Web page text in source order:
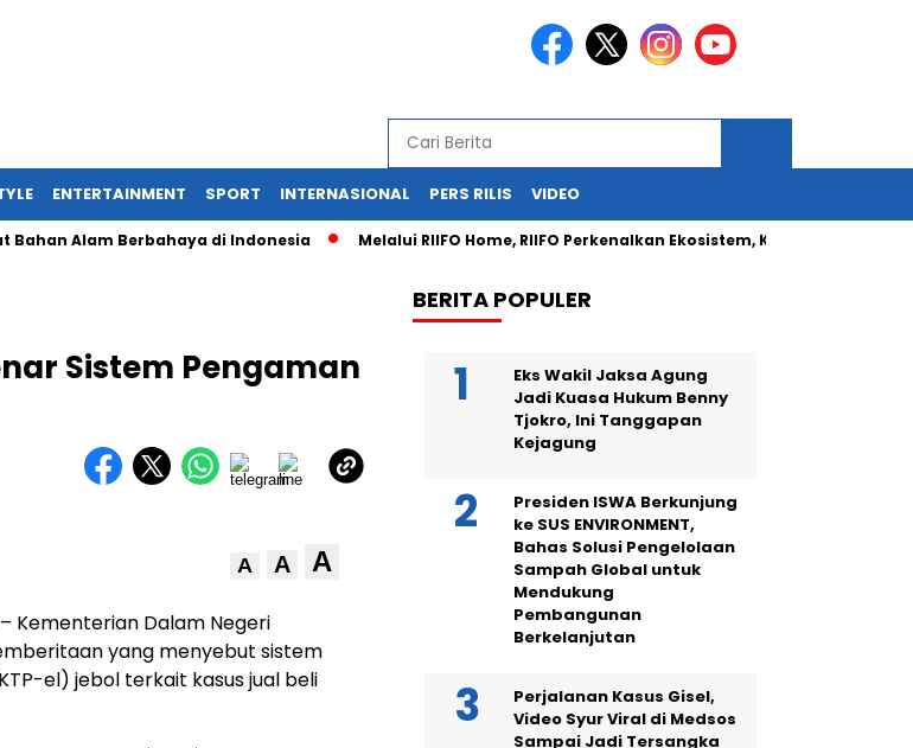
ENTERTAINMENT SPORT INTERNASIONAL PERS RILIS VIDEO
Alam Berbahaya di Indonesia Melalui RIIFO Home, RIIFO Perkenalkan Ekosistem, Kualitas, dan Inovasi
Sistem Pengaman
A A A
– Kementerian Dalam Negeri
yang menyebut sistem
el) jebol terkait kasus jual beli
BERITA POPULER
Eks Wakil Jaksa Agung
Jadi Kuasa Hukum Benny
Tjokro, Ini Tanggapan
Kejagung
Presiden ISWA Berkunjung
ke SUS ENVIRONMENT,
Bahas Solusi Pengelolaan
Sampah Global untuk
Mendukung
Pembangunan
Berkelanjutan
Perjalanan Kasus Gisel,
Video Syur Viral di Medsos
Sampai Jadi Tersangka